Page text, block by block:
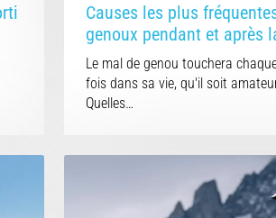
Causes les plus
genoux pendant et après
Le mal de genou touchera
fois dans sa vie, qu'il soit
Quelles…